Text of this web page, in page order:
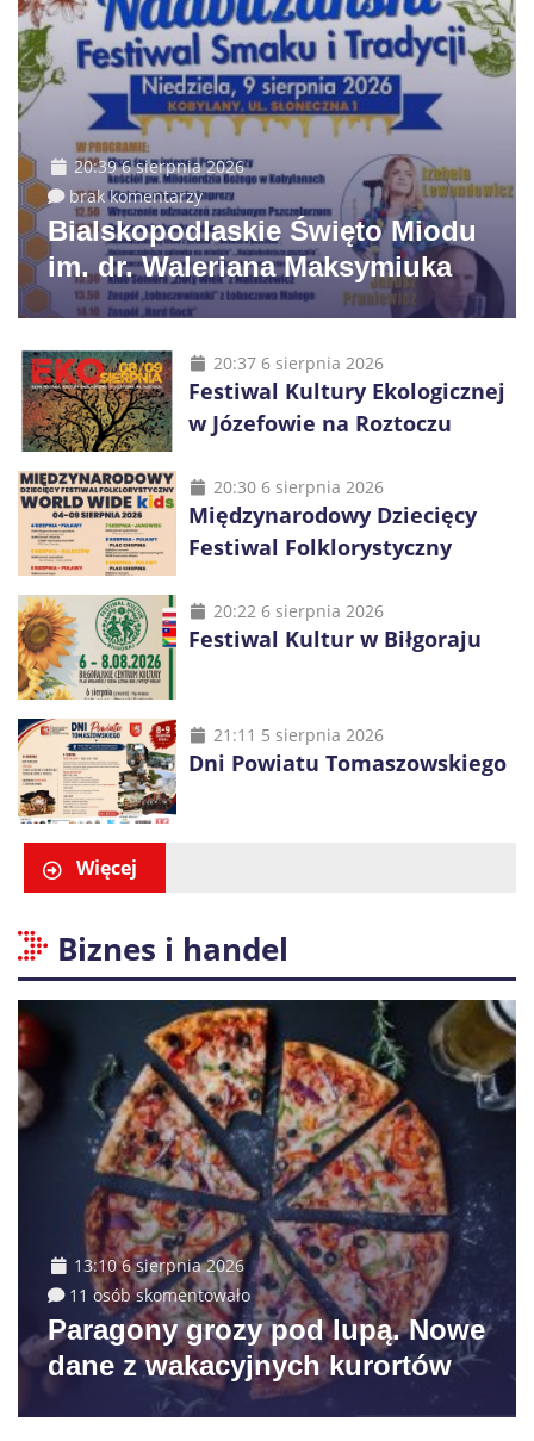
20:39 6 sierpnia 2026
brak komentarzy
Bialskopodlaskie Święto Miodu
im. dr. Waleriana Maksymiuka
20:37 6 sierpnia 2026
Festiwal Kultury Ekologicznej
w Józefowie na Roztoczu
20:30 6 sierpnia 2026
Międzynarodowy Dziecięcy
Festiwal Folklorystyczny
20:22 6 sierpnia 2026
Festiwal Kultur w Biłgoraju
21:11 5 sierpnia 2026
Dni Powiatu Tomaszowskiego
Więcej
Biznes i handel
13:10 6 sierpnia 2026
11 osób skomentowało
Paragony grozy pod lupą. Nowe
dane z wakacyjnych kurortów